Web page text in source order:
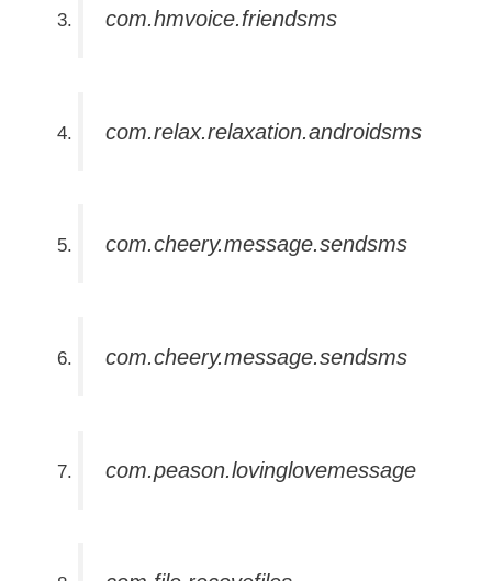
com.hmvoice.friendsms
com.relax.relaxation.androidsms
com.cheery.message.sendsms
com.cheery.message.sendsms
com.peason.lovinglovemessage